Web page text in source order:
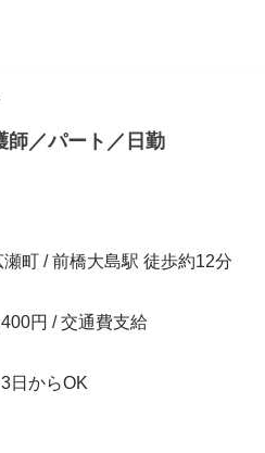
師／パート／日勤
町 / 前橋大島駅 徒歩約12分
円 / 交通費支給
日からOK